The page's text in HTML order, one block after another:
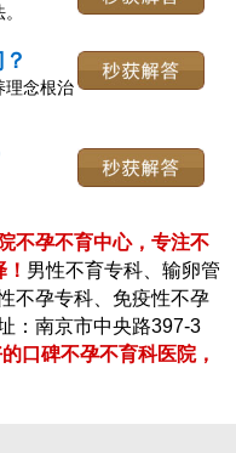
理念根治
不孕不育中心，专注不
男性不育专科、输卵管
不孕专科、免疫性不孕
：南京市中央路397-3
口碑不孕不育科医院，